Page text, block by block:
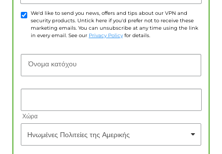
We'd like to send you news, offers and tips about our VPN and
security products. Untick here if you'd prefer not to receive these
marketing emails. You can unsubscribe at any time using the link
in every email. See our Privacy Policy for details.
Όνομα κατόχου
Χώρα